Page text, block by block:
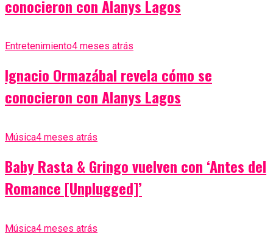
conocieron con Alanys Lagos
Entretenimiento4 meses atrás
Ignacio Ormazábal revela cómo se
conocieron con Alanys Lagos
Música4 meses atrás
Baby Rasta & Gringo vuelven con ‘Antes del
Romance [Unplugged]’
Música4 meses atrás